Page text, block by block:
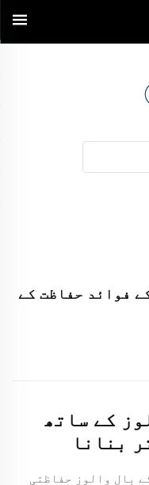
فوائد حفاظت کے
کے ساتھ
بنانا
بال والوز حفاظتی